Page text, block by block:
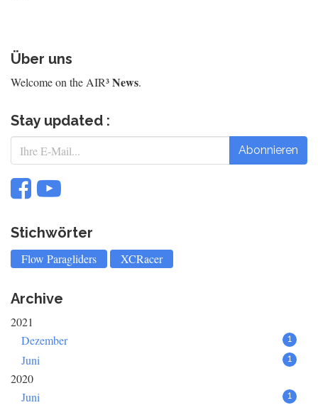
Über uns
Welcome on the AIR³News.
Stay updated :
Abonnieren
Stichwörter
Flow Paragliders XCRacer
Archive
2021
Dezember
1
Juni 1
2020
Juni
1